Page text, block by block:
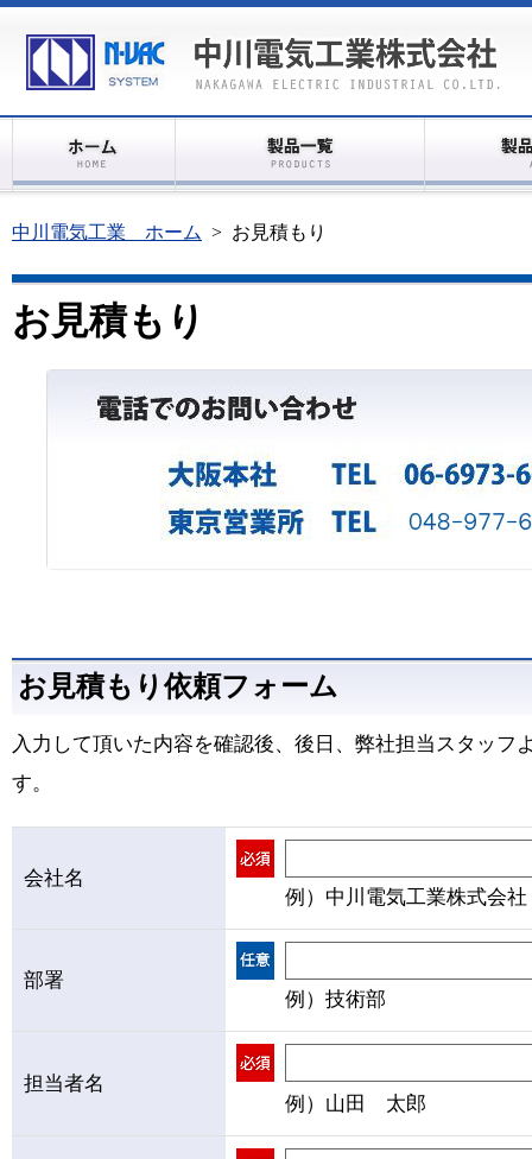
中川電気工業 ホーム > お見積もり
お見積もり
お見積もり依頼フォーム
入力して頂いた内容を確認後、後日、弊社担当スタッフ
す。
会社名
例）中川電気工業株式会社
部署
例）技術部
担当者名
例）山田 太郎